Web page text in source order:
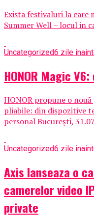
Exista festivaluri la care
Summer Well – locul in
Uncategorized6 zile
HONOR Magic
HONOR propune o
pliabile: din dispozitive
personal București,
Uncategorized6 zile
Axis lanseaza o
camerelor video
private